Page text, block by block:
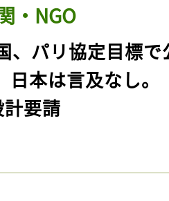
・NGO
、パリ協定目標で
本は言及なし。
要請